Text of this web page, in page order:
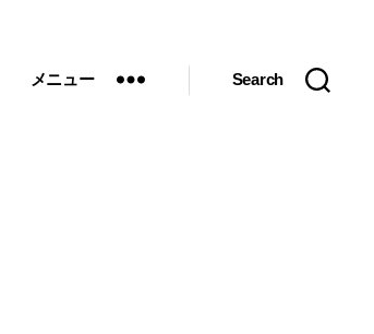
メニュー Search